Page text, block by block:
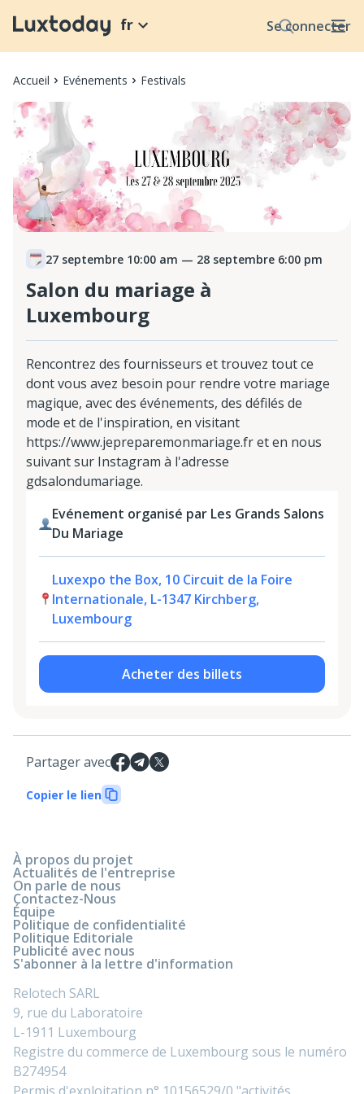
Se connecter
fr
Accueil Evénements Festivals
27 septembre 10:00 am — 28 septembre 6:00 pm
Salon du mariage à
Luxembourg
Rencontrez des fournisseurs et trouvez tout ce
dont vous avez besoin pour rendre votre mariage
magique, avec des événements, des défilés de
mode et de l'inspiration, en visitant
https://www.jepreparemonmariage.fr et en nous
suivant sur Instagram à l'adresse
gdsalondumariage.
Evénement organisé par Les Grands Salons
Du Mariage
Luxexpo the Box, 10 Circuit de la Foire
Internationale, L-1347 Kirchberg,
Luxembourg
Acheter des billets
Partager avec
Copier le lien
À propos du projet
Actualités de l'entreprise
On parle de nous
Contactez-Nous
Équipe
Politique de confidentialité
Politique Editoriale
Publicité avec nous
S'abonner à la lettre d'information
Relotech SARL
9, rue du Laboratoire
L-1911 Luxembourg
Registre du commerce de Luxembourg sous le numéro
B274954